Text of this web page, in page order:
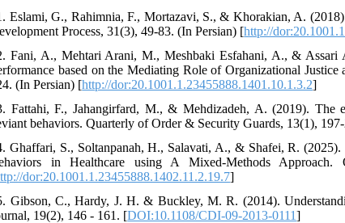
Eslami, G., Rahimnia, F., Mortazavi, S., & Khorakian, A.
Process, 31(3), 49-83. (In Persian) [http://
Fani, A., Mehtari Arani, M., Meshbaki Esfahani, A., &
based on the Mediating Role of Organizational
(In Persian) [http://dor:20.1001.1.23455888.1401.10.1.3.2]
Fattahi, F., Jahangirfard, M., & Mehdizadeh, A. (2019). The
behaviors. Quarterly of Order & Security Guards, 13(1),
Ghaffari, S., Soltanpanah, H., Salavati, A., & Shafei, R.
in Healthcare using A Mixed-Methods Approach.
dor:20.1001.1.23455888.1402.11.2.19.7]
Gibson, C., Hardy, J. H. & Buckley, M. R. (2014).
19(2), 146 - 161. [DOI:10.1108/CDI-09-2013-0111]